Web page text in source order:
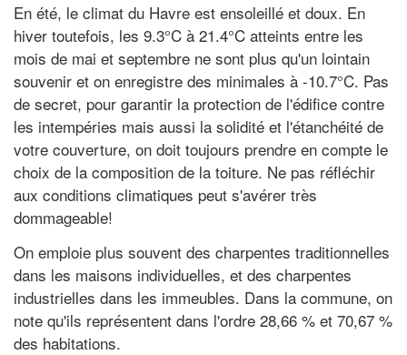
En été, le climat du Havre est ensoleillé et doux. En
hiver toutefois, les 9.3°C à 21.4°C atteints entre les
mois de mai et septembre ne sont plus qu'un lointain
souvenir et on enregistre des minimales à -10.7°C. Pas
de secret, pour garantir la protection de l'édifice contre
les intempéries mais aussi la solidité et l'étanchéité de
votre couverture, on doit toujours prendre en compte le
choix de la composition de la toiture. Ne pas réfléchir
aux conditions climatiques peut s'avérer très
dommageable!
On emploie plus souvent des charpentes traditionnelles
dans les maisons individuelles, et des charpentes
industrielles dans les immeubles. Dans la commune, on
note qu'ils représentent dans l'ordre 28,66 % et 70,67 %
des habitations.